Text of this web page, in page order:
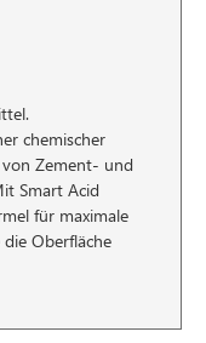
chemischer
Zement- und
Smart Acid
für maximale
Oberfläche